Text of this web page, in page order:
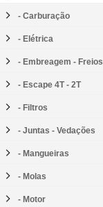
- Carburação
- Elétrica
- Embreagem - Freios
- Escape 4T - 2T
- Filtros
- Juntas - Vedações
- Mangueiras
- Molas
- Motor